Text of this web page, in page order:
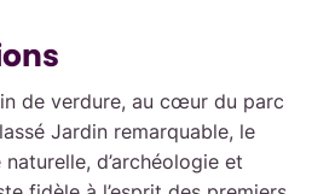
de verdure, au cœur du parc
Jardin remarquable, le
naturelle, d’archéologie et